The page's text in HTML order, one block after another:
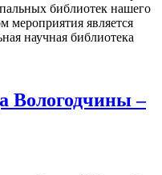
библиотек нашего
мероприятия является
научная библиотека
Вологодчины –